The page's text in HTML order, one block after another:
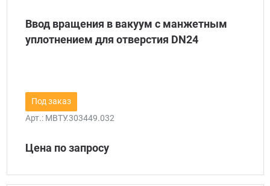
Ввод вращения в вакуум с манжетным
уплотнением для отверстия DN24
Под заказ
Арт.: МВТУ.303449.032
Цена по запросу